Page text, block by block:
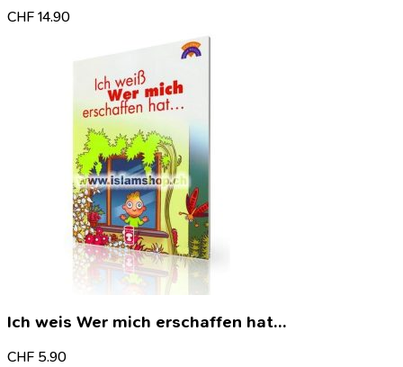
CHF 14.90
Ich weis Wer mich erschaffen hat…
CHF 5.90